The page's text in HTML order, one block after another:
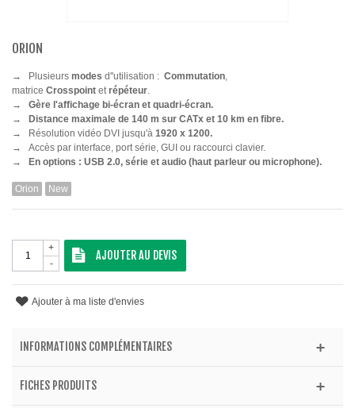
ORION
→ Plusieurs modes d''utilisation : Commutation
matrice Crosspoint et répéteur
→ Gère l'affichage bi-écran et quadri-écran.
→ Distance maximale de 140 m sur CATx et 10 km en fibre.
→
Résolution vidéo DVI jusqu'à 1920 x 1200.
→
Accès par interface, port série, GUI ou raccourci clavier.
→ En options : USB 2.0, série et audio (haut parleur ou microphone).
Orion New
-
+
AJOUTER AU DEVIS
Ajouter à ma liste d'envies
INFORMATIONS COMPLÉMENTAIRES
FICHES PRODUITS